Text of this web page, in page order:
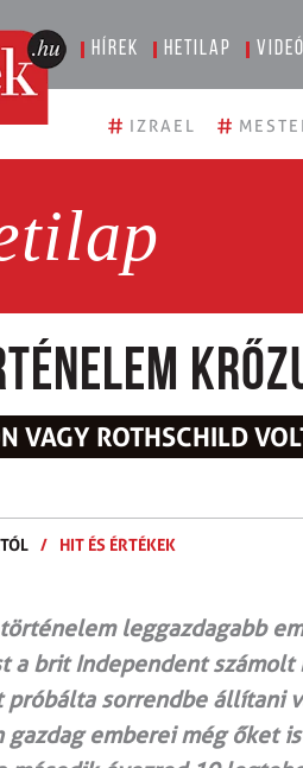
Hírek Hetilap
# IZRAEL #
VAGY ROTHSCHILD
/ HIT ÉS ÉRTÉKEK
leggazdagabb
a brit Independent
sorrendbe állítani
gazdag emberei még